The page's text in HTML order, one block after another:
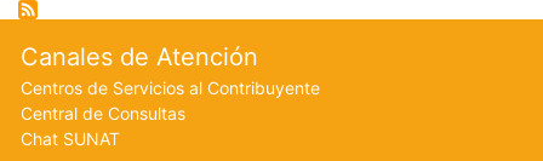
Footer menu
Canales de Atención
Centros de Servicios al Contribuyente
Central de Consultas
Chat SUNAT